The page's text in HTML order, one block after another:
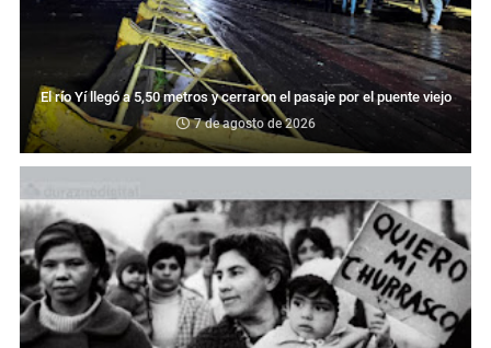
El río Yí llegó a 5,50 metros y cerraron el pasaje por el puente viejo
7 de agosto de 2026